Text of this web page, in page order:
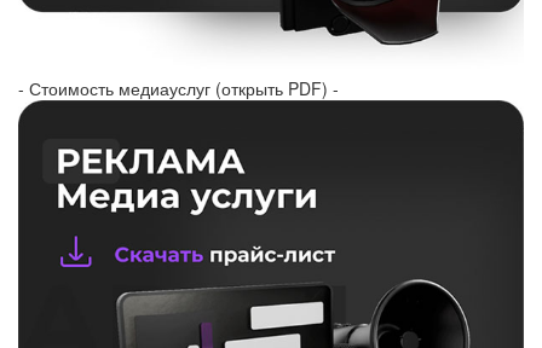
- Стоимость медиауслуг (открыть PDF) -